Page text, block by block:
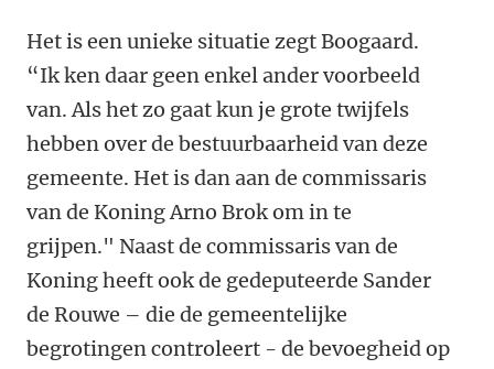
Het is een unieke situatie zegt Boogaard.
“Ik ken daar geen enkel ander voorbeeld
van. Als het zo gaat kun je grote twijfels
hebben over de bestuurbaarheid van deze
gemeente. Het is dan aan de commissaris
van de Koning Arno Brok om in te
grijpen." Naast de commissaris van de
Koning heeft ook de gedeputeerde Sander
de Rouwe – die de gemeentelijke
begrotingen controleert - de bevoegheid op